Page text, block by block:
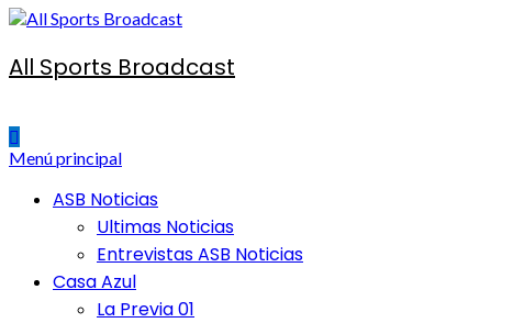
All Sports Broadcast
Menú principal
ASB Noticias
Ultimas Noticias
Entrevistas ASB Noticias
Casa Azul
La Previa 01